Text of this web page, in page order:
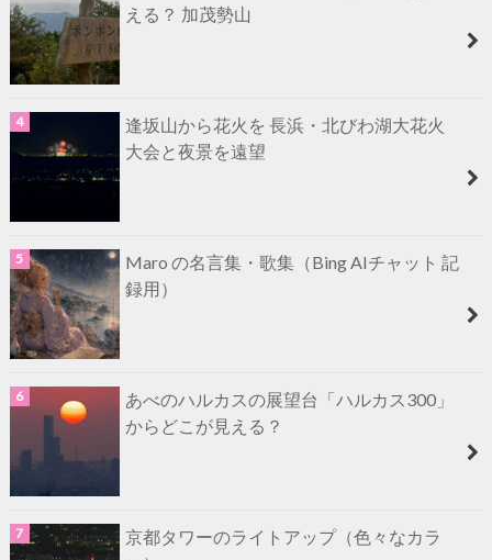
える？ 加茂勢山
逢坂山から花火を 長浜・北びわ湖大花火
大会と夜景を遠望
Maro の名言集・歌集（Bing AIチャット 記
録用）
あべのハルカスの展望台「ハルカス300」
からどこが見える？
京都タワーのライトアップ（色々なカラ